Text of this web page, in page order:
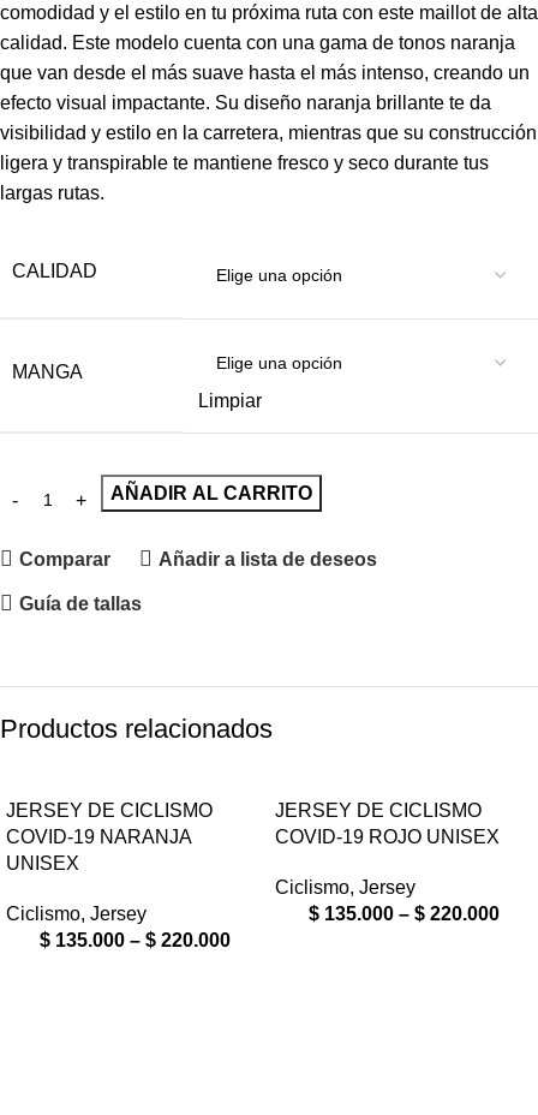
comodidad y el estilo en tu próxima ruta con este maillot de alta
calidad. Este modelo cuenta con una gama de tonos naranja
que van desde el más suave hasta el más intenso, creando un
efecto visual impactante. Su diseño naranja brillante te da
visibilidad y estilo en la carretera, mientras que su construcción
ligera y transpirable te mantiene fresco y seco durante tus
largas rutas.
CALIDAD
MANGA
Limpiar
AÑADIR AL CARRITO
Comparar Añadir a lista de deseos
Guía de tallas
Productos relacionados
JERSEY DE CICLISMO
COVID-19 NARANJA
UNISEX
Ciclismo, Jersey
$135.000 – $220.000
JERSEY DE CICLISMO
COVID-19 ROJO UNISEX
Ciclismo, Jersey
$135.000 – $220.000